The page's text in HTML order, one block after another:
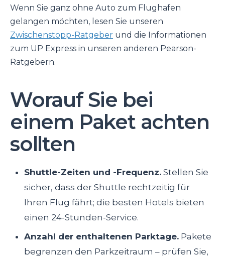
Wenn Sie ganz ohne Auto zum Flughafen
gelangen möchten, lesen Sie unseren
Zwischenstopp-Ratgeber und die Informationen
zum UP Express in unseren anderen Pearson-
Ratgebern.
Worauf Sie bei
einem Paket achten
sollten
Shuttle-Zeiten und -Frequenz. Stellen Sie
sicher, dass der Shuttle rechtzeitig für
Ihren Flug fährt; die besten Hotels bieten
einen 24-Stunden-Service.
Anzahl der enthaltenen Parktage. Pakete
begrenzen den Parkzeitraum – prüfen Sie,